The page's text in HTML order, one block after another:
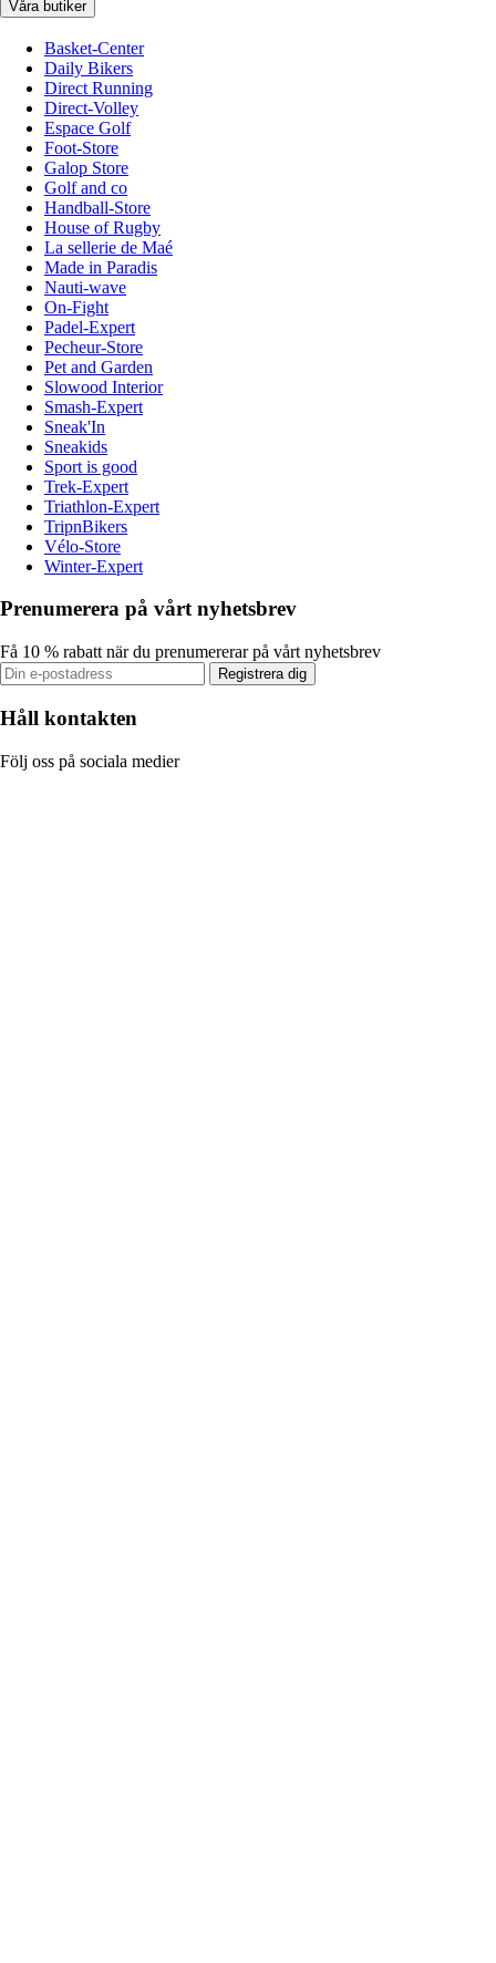
Våra butiker
Basket-Center
Daily Bikers
Direct Running
Direct-Volley
Espace Golf
Foot-Store
Galop Store
Golf and co
Handball-Store
House of Rugby
La sellerie de Maé
Made in Paradis
Nauti-wave
On-Fight
Padel-Expert
Pecheur-Store
Pet and Garden
Slowood Interior
Smash-Expert
Sneak'In
Sneakids
Sport is good
Trek-Expert
Triathlon-Expert
TripnBikers
Vélo-Store
Winter-Expert
Prenumerera på vårt nyhetsbrev
Få 10 % rabatt när du prenumererar på vårt nyhetsbrev
Registrera dig
Håll kontakten
Följ oss på sociala medier